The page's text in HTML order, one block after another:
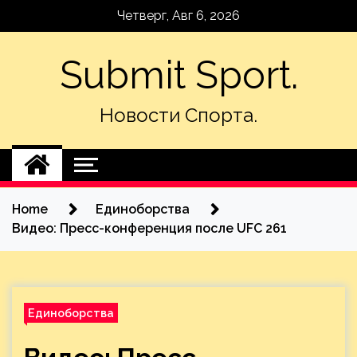
Четверг, Авг 6, 2026
Submit Sport.
Новости Спорта.
Home
Единоборства
Видео: Пресс-конференция после UFC 261
Единоборства